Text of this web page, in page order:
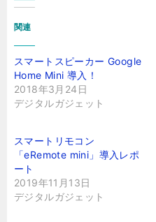
関連
スマートスピーカー Google
Home Mini 導入！
2018年3月24日
デジタルガジェット
スマートリモコン
「eRemote mini」導入レポ
ート
2019年11月13日
デジタルガジェット